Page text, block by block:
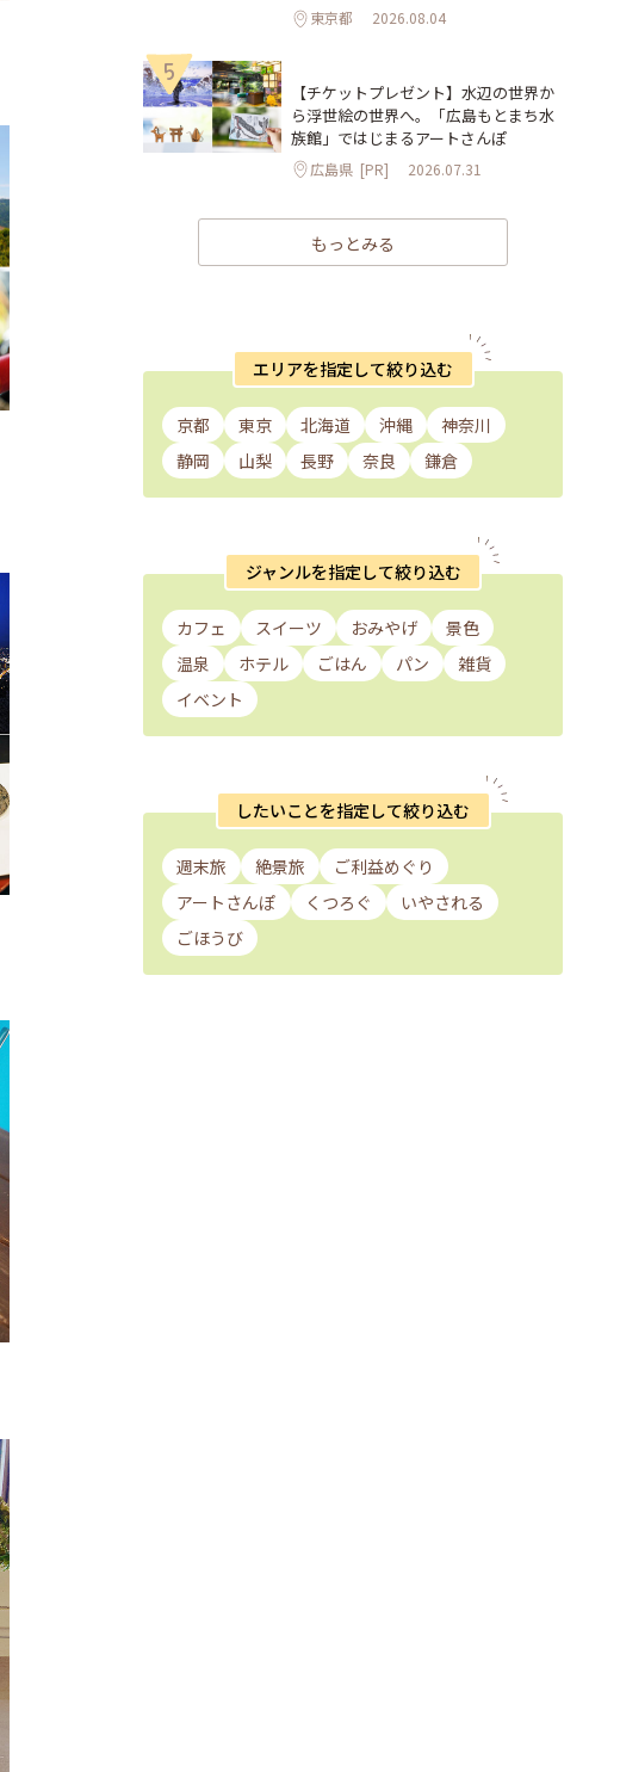
東京都 2026.08.04
5
【チケットプレゼント】水辺の世界か
ら浮世絵の世界へ。「広島もとまち水
族館」ではじまるアートさんぽ
広島県 [PR] 2026.07.31
もっとみる
エリアを指定して絞り込む
京都 東京 北海道 沖縄
神奈川
静岡
山梨 長野 奈良 鎌倉
ジャンルを指定して絞り込む
カフェ スイーツ おみやげ
景色
温泉
ホテル ごはん パン
雑貨
イベント
したいことを指定して絞り込む
週末旅 絶景旅
ご利益めぐり
アートさんぽ
くつろぐ
いやされる
ごほうび